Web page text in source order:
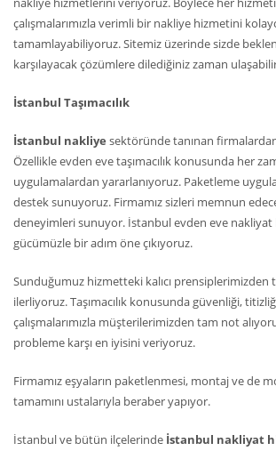
çalışmalarımızla verimli bir nakliye hizmetini
tamamlayabiliyoruz. Sitemiz üzerinde sizde
karşılayacak çözümlere dilediğiniz zaman
İstanbul Taşımacılık
İstanbul nakliye sektöründe tanınan
Özellikle evden eve taşımacılık konusunda her
uygulamalardan yararlanıyoruz. Paketleme
destek sunuyoruz. Firmamız sizleri memnun
deneyimleri sunuyor. İstanbul evden eve
gücümüzle bir adım öne çıkıyoruz.
Sunduğumuz hizmetteki kalıcı prensiplerimizden
ilerliyoruz. Taşımacılık konusunda güvenliği,
çalışmalarımızla müşterilerimizden tam not
probleme karşı en iyisini veriyoruz.
Firmamız eşyaların paketlenmesi, montaj ve de
tamamını ustalarıyla beraber yapıyor.
İstanbul ve bütün ilçelerinde İstanbul nakliyat